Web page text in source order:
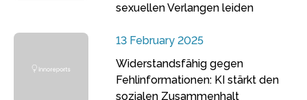
sexuellen Verlangen leiden
13 February 2025
Widerstandsfähig gegen
Fehlinformationen: KI stärkt den
sozialen Zusammenhalt